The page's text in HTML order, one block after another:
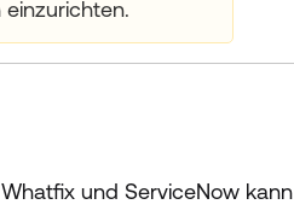
und ServiceNow kann